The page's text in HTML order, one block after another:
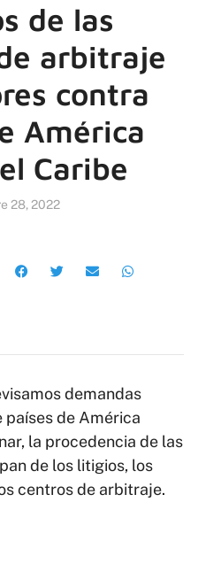
de las
arbitraje
contra
América
Caribe
28, 2022
demandas
de América
la procedencia de las
de los litigios, los
centros de arbitraje.